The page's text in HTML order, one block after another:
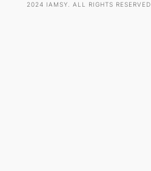
2024 IAMSY. ALL RIGHTS RESERVED.